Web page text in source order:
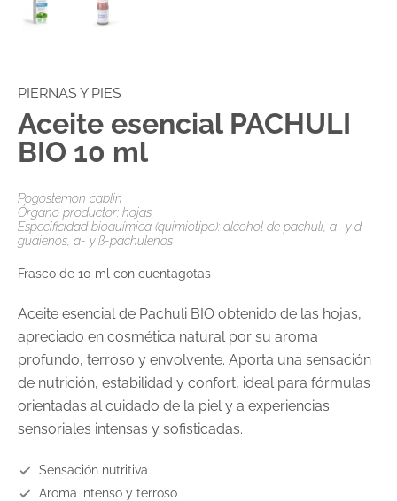
PIERNAS Y PIES
Aceite esencial PACHULI
BIO 10 ml
Pogostemon cablin
Órgano productor: hojas
Especificidad bioquímica (quimiotipo): alcohol de pachuli, a- y d-
guaienos, a- y ß-pachulenos
Frasco de 10 ml con cuentagotas
Aceite esencial de Pachuli BIO obtenido de las hojas,
apreciado en cosmética natural por su aroma
profundo, terroso y envolvente. Aporta una sensación
de nutrición, estabilidad y confort, ideal para fórmulas
orientadas al cuidado de la piel y a experiencias
sensoriales intensas y sofisticadas.
Sensación nutritiva
Aroma intenso y terroso